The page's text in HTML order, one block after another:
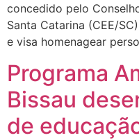
concedido pelo
Santa Catarina (CEE/
e visa homenagear
Programa
Bissau
de